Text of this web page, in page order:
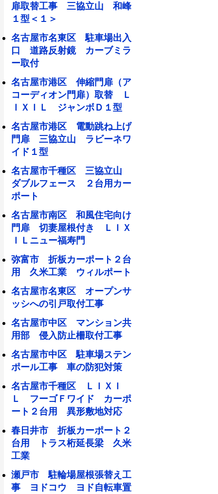
扉取替工事 三協立山 和峰
１型＜１＞
名古屋市名東区 駐車場出入
口 道路反射鏡 カーブミラ
ー取付
名古屋市港区 伸縮門扉（ア
コーディオン門扉）取替 Ｌ
ＩＸＩＬ ジャンボＤ１型
名古屋市港区 電動跳ね上げ
門扉 三協立山 ラビーネワ
イド１型
名古屋市千種区 三協立山
ダブルフェース ２台用カー
ポート
名古屋市南区 和風住宅向け
門扉 切妻屋根付き ＬＩＸ
ＩＬニュー福寿門
弥富市 折板カーポート２台
用 久米工業 ウィルポート
名古屋市名東区 オープンサ
ッシへの引戸取付工事
名古屋市中区 マンション共
用部 侵入防止柵取付工事
名古屋市中区 駐車場ステン
ポール工事 車の防犯対策
名古屋市千種区 ＬＩＸＩ
Ｌ フーゴＦワイド カーポ
ート２台用 異形敷地対応
春日井市 折板カーポート２
台用 トラス桁延長梁 久米
工業
瀬戸市 駐輪場屋根張替え工
事 ヨドコウ ヨド自転車置